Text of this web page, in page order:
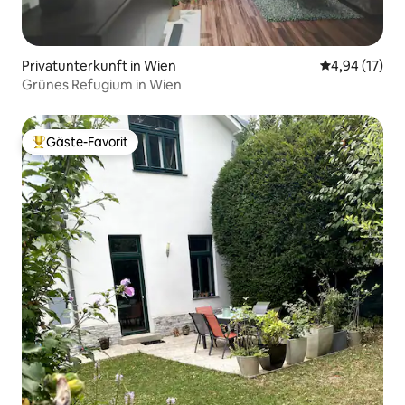
Privatunterkunft in Wien
4,94 (17)
Grünes Refugium in Wien
Beliebter Gäste-Favorit.
Gäste-Favorit